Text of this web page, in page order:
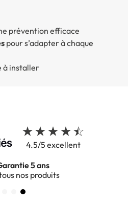
prévention efficace
pour s’adapter à chaque
à installer
4.5/5 excellent
5 ans
nos produits